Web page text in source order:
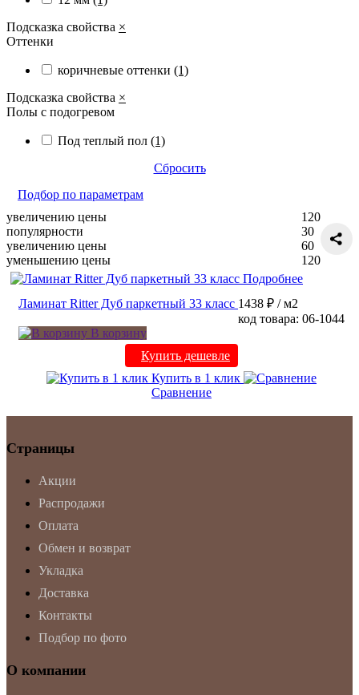
Подсказка свойства ×
Оттенки
коричневые оттенки (1)
Подсказка свойства ×
Полы с подогревом
Под теплый пол (1)
Сбросить
Подбор по параметрам
увеличению цены
популярности
увеличению цены
уменьшению цены
120
30
60
120
Подробнее
Ламинат Ritter Дуб паркетный 33 класс 1438 ₽ / м2
код товара: 06-1044
В корзину
Купить дешевле
Купить в 1 клик
Сравнение
Страницы
Акции
Распродажи
Оплата
Обмен и возврат
Укладка
Доставка
Контакты
Подбор по фото
О компании